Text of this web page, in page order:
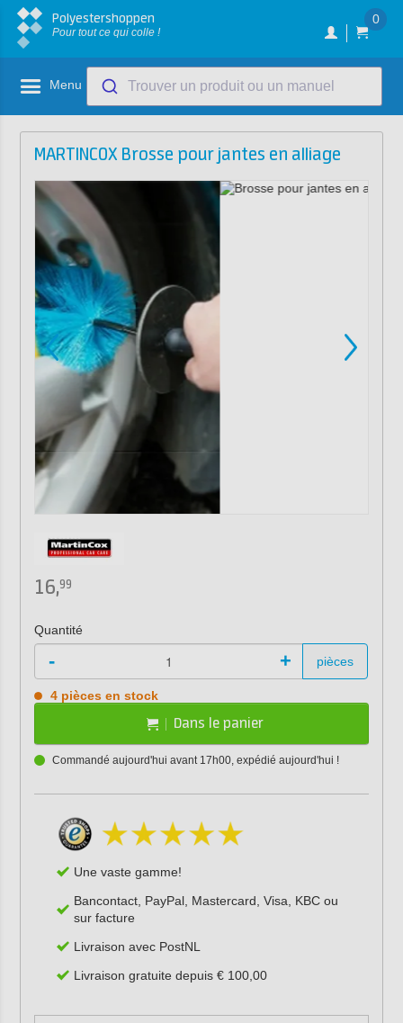
Polyestershoppen
Pour tout ce qui colle !
0
Menu Trouver un produit ou un manuel
MARTINCOX Brosse pour jantes en alliage
16,99
Quantité
- + pièces
4 pièces en stock
Dans le panier
Commandé aujourd'hui avant 17h00, expédié aujourd'hui !
Une vaste gamme!
Bancontact, PayPal, Mastercard, Visa, KBC ou
sur facture
Livraison avec PostNL
Livraison gratuite depuis € 100,00